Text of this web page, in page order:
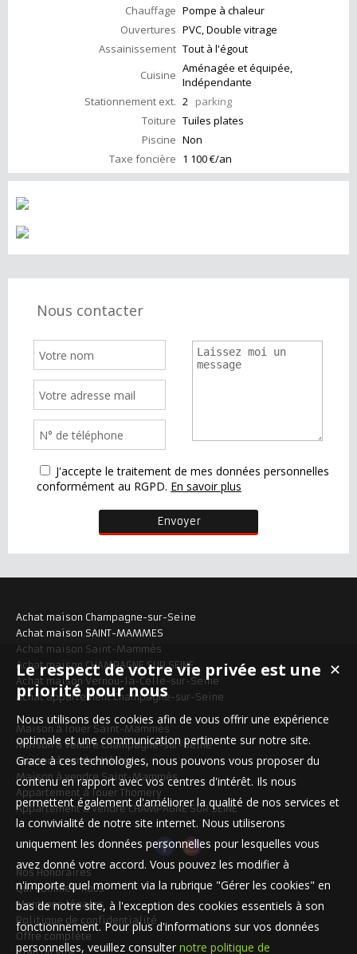
Chauffage Pompe à chaleur
Ouvertures PVC, Double vitrage
Assainissement Tout à l'égout
Cuisine Aménagée et équipée,
Indépendante
Stationnement ext. 2 parking
Toiture Tuiles plates
Piscine Non
Taxe foncière 1 100 €/an
Nous contacter
J'accepte le traitement de mes données personnelles
conformément au RGPD. En savoir plus
Achat maison Champagne-sur-Seine
Achat maison SAINT-MAMMES
Achat maison Saint-Mammès
Achat maison CHAMPAGNE SUR SEINE
Achat maison Vernou-la-Celle-sur-Seine
Achat appartement Champagne-sur-Seine
Maison à louer Saint-Mammès
Maison à vendre Champagne-sur-Seine
Maison à vendre Héricy
Maison à vendre Saint-Mammès
Appartement à louer Thomery
Appartement à vendre CHAMPAGNE SUR SEINE
Nos Honoraires
Qui sommes-nous
Mentions légales
Politique de confidentialité
Offre complète
✕
Le respect de votre vie privée est une
priorité pour nous
Nous utilisons des cookies afin de vous offrir une expérience
optimale et une communication pertinente sur notre site.
Grace à ces technologies, nous pouvons vous proposer du
contenu en rapport avec vos centres d'intérêt. Ils nous
permettent également d'améliorer la qualité de nos services et
la convivialité de notre site internet. Nous utiliserons
uniquement les données personnelles pour lesquelles vous
avez donné votre accord. Vous pouvez les modifier à
n'importe quel moment via la rubrique "Gérer les cookies" en
bas de notre site, à l'exception des cookies essentiels à son
fonctionnement. Pour plus d'informations sur vos données
personnelles, veuillez consulter notre politique de